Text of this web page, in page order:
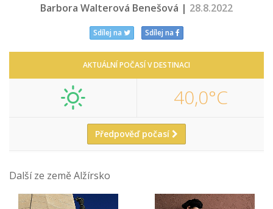
Barbora Walterová Benešová | 28.8.2022
Sdílej na Sdílej na
AKTUÁLNÍ POČASÍ V DESTINACI
40,0°C
Předpověď počasí
Další ze země Alžírsko